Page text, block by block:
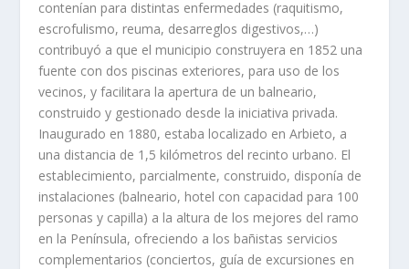
contenían para distintas enfermedades (raquitismo,
escrofulismo, reuma, desarreglos digestivos,…)
contribuyó a que el municipio construyera en 1852 una
fuente con dos piscinas exteriores, para uso de los
vecinos, y facilitara la apertura de un balneario,
construido y gestionado desde la iniciativa privada.
Inaugurado en 1880, estaba localizado en Arbieto, a
una distancia de 1,5 kilómetros del recinto urbano. El
establecimiento, parcialmente, construido, disponía de
instalaciones (balneario, hotel con capacidad para 100
personas y capilla) a la altura de los mejores del ramo
en la Península, ofreciendo a los bañistas servicios
complementarios (conciertos, guía de excursiones en